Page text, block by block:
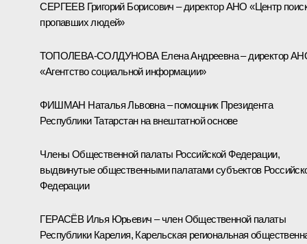
СЕРГЕЕВ Григорий Борисович – директор АНО «Центр
пропавших людей»
ТОПОЛЕВА-СОЛДУНОВА Елена Андреевна – директор
«Агентство социальной информации»
ФИШМАН Наталья Львовна – помощник Президента
Республики Татарстан на внештатной основе
Члены Общественной палаты Российской Федерации,
выдвинутые общественными палатами субъектов
Федерации
ГЕРАСЁВ Илья Юрьевич – член Общественной палаты
Республики Карелия, Карельская региональная